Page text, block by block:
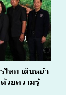
ไทย เดินหน้า
วยความรู้